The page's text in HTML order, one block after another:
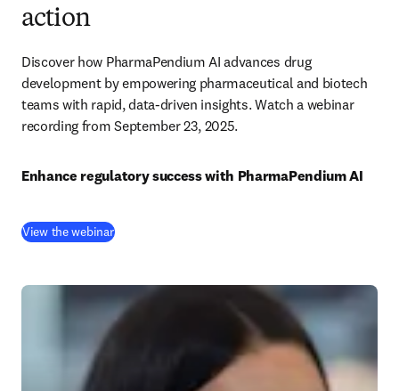
action
Discover how PharmaPendium AI advances drug
development by empowering pharmaceutical and biotech
teams with rapid, data-driven insights. Watch a webinar
recording from September 23, 2025.
Enhance regulatory success with PharmaPendium AI
View the webinar(